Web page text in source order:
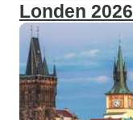
Londen 2026